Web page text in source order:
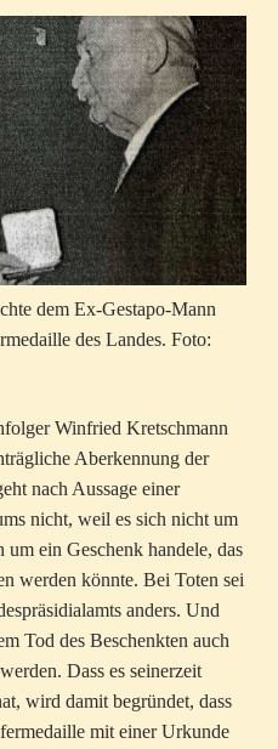
dem Ex-Gestapo-Mann
des Landes. Foto:
Winfried Kretschmann
Aberkennung der
nach Aussage einer
nicht, weil es sich nicht um
um ein Geschenk handele, das
werden könnte. Bei Toten sei
anders. Und
Tod des Beschenkten auch
Dass es seinerzeit
wird damit begründet, dass
mit einer Urkunde